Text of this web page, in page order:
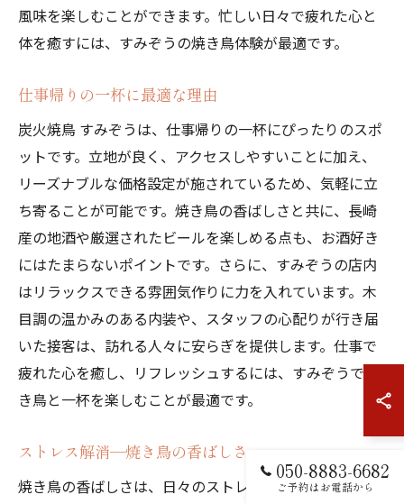
風味を楽しむことができます。忙しい日々で疲れた心と
体を癒すには、すみぞうの焼き鳥体験が最適です。
仕事帰りの一杯に最適な理由
炭火焼鳥 すみぞうは、仕事帰りの一杯にぴったりのスポ
ットです。立地が良く、アクセスしやすいことに加え、
リーズナブルな価格設定が施されているため、気軽に立
ち寄ることが可能です。焼き鳥の香ばしさと共に、長崎
産の地酒や厳選されたビールを楽しめる点も、お酒好き
にはたまらないポイントです。さらに、すみぞうの店内
はリラックスできる雰囲気作りに力を入れています。木
目調の温かみのある内装や、スタッフの心配りが行き届
いた接客は、訪れる人々に安らぎを提供します。仕事で
疲れた心を癒し、リフレッシュするには、すみぞうで焼
き鳥と一杯を楽しむことが最適です。
ストレス解消—焼き鳥の香ばしさ
焼き鳥の香ばしさは、日々のストレスを吹き飛ばす効果
050-8883-6682
ご予約はお電話から